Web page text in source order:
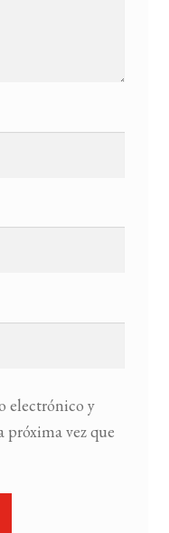
electrónico y
próxima vez que